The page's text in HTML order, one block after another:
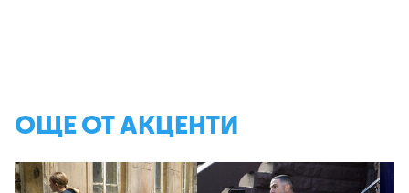
ОЩЕ ОТ АКЦЕНТИ